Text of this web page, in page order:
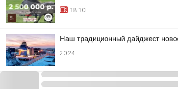
18:10
Наш традиционный дайджест
20:24